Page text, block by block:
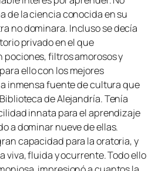
de la ciencia conocida en su
no dominara. Incluso se decía
privado en el que
filtros amorosos y
ello con los mejores
inmensa fuente de cultura que
de Alejandría.Tenía
innata para el aprendizaje
a dominar nueve de ellas.
capacidad para la oratoria, y
viva, fluida y ocurrente. Todo ello